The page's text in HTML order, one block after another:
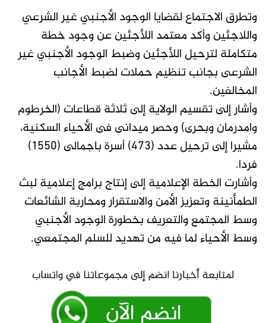
وتطرق الاجتماع لقضايا الوجود الأجنبي غير الشرعي
واللاجئين وأكد معتمد اللأجئين عن وجود خطة
متكاملة لترحيل اللأجئين وضبط الوجود الأجنبي غير
الشرعى بجانب تنظيم حملات لضبط الأجانب
المخالفين.
وأشار إلى تقسيم الولاية إلى ثلاثة قطاعات (الخرطوم
وامدرمان وبحرى) وحصر ميدانى فى الأحياء السكنية،
مشيرا إلى ترحيل عدد (473) أسرة باجمالى (1550)
فردا.
وأشارت الخطة الإعلامية إلى إنتاج برامج إعلامية لبث
الطمأنينة وتعزيز الأمن والاستقرار ومحاربة الشائعات
وسط المجتمع والتعريف بخطورة الوجود الأجنبي
وسط الأحياء لما فيه من تهديد للسلم المجتمعي.